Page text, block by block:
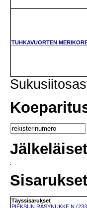
TUHKAVUORTEN
Jälkeläiset
Sisarukset
Täyssisarukset
PIEKSUN RÄSYNUKKE N